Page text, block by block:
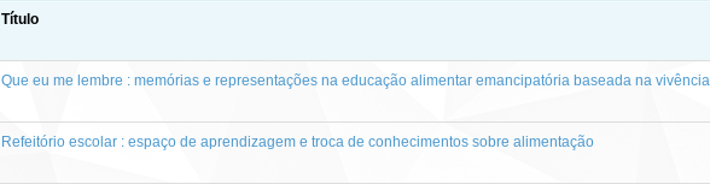
Título
Que eu me lembre : memórias e representações na educação alimentar emancipatória baseada na vivência
Refeitório escolar : espaço de aprendizagem e troca de conhecimentos sobre alimentação